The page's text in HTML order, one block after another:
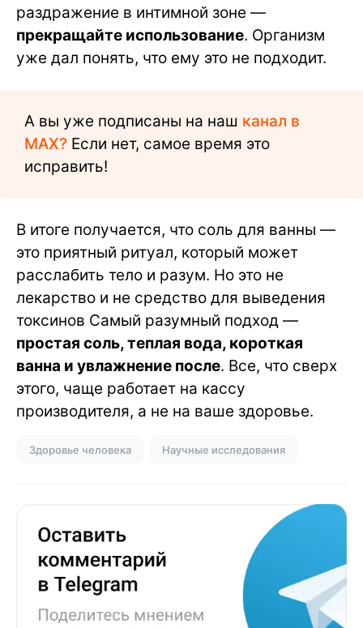
раздражение в интимной зоне —
прекращайте использование. Организм
уже дал понять, что ему это не подходит.
А вы уже подписаны на наш канал в
MAX? Если нет, самое время это
исправить!
В итоге получается, что соль для ванны —
это приятный ритуал, который может
расслабить тело и разум. Но это не
лекарство и не средство для выведения
токсинов Самый разумный подход —
простая соль, теплая вода, короткая
ванна и увлажнение после. Все, что сверх
этого, чаще работает на кассу
производителя, а не на ваше здоровье.
Здоровье человека Научные исследования